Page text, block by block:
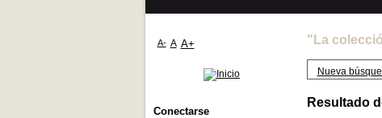
"La
Nueva
Resultado
A- A A+
Conectarse